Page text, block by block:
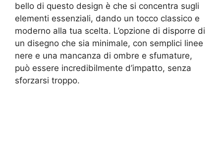
bello di questo design è che si concentra sugli
elementi essenziali, dando un tocco classico e
moderno alla tua scelta. L’opzione di disporre di
un disegno che sia minimale, con semplici linee
nere e una mancanza di ombre e sfumature,
può essere incredibilmente d’impatto, senza
sforzarsi troppo.